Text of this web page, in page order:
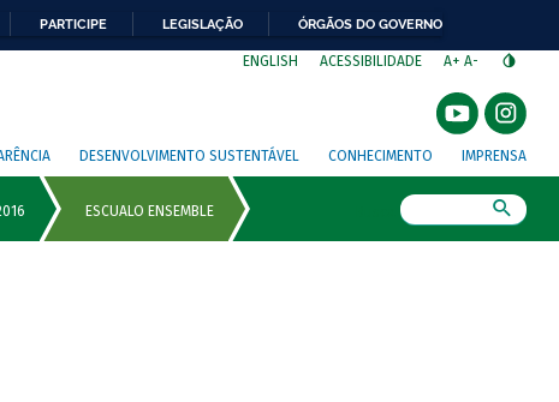
PARTICIPE LEGISLAÇÃO ÓRGÃOS DO GOVERNO
ENGLISH ACESSIBILIDADE A+ A-
DESENVOLVIMENTO SUSTENTÁVEL CONHECIMENTO IMPRENSA